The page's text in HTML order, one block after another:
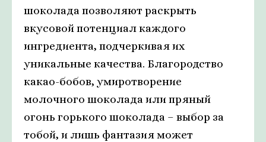
шоколада позволяют раскрыть
вкусовой потенциал каждого
ингредиента, подчеркивая их
уникальные качества. Благородство
какао-бобов, умиротворение
молочного шоколада или пряный
огонь горького шоколада – выбор за
тобой, и лишь фантазия может